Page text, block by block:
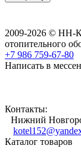
2009-2026 © НН-
отопительного
+7 986 759-67-80
Написать в
Контакты:
Нижний
Каталог товаров